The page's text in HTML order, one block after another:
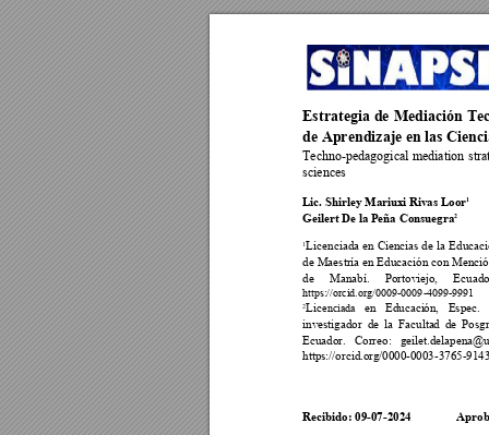
Estrategia de Mediación
de Aprendizaje en las
Techno-pedagogical mediation
sciences
Lic. Shirley Mariuxi Rivas Loor1
Geilert De la Peña Consuegra2
1Licenciada en Ciencias de la E
de Maestría en Educación con
de
Manabí. Portoviejo,
https://orcid.org/0009-0009-4099-9991
2Licenciada en Educación,
Espec.
investigador de la Facultad de
Ecuador.
Correo: geile
https://orcid.org/0000-0003-3765-
Recibido: 09-07-2024